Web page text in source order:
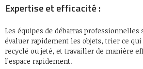
Expertise et efficacité :
Les équipes de débarras
évaluer rapidement les objets, trier ce
recyclé ou jeté, et travailler de manière
l’espace rapidement.